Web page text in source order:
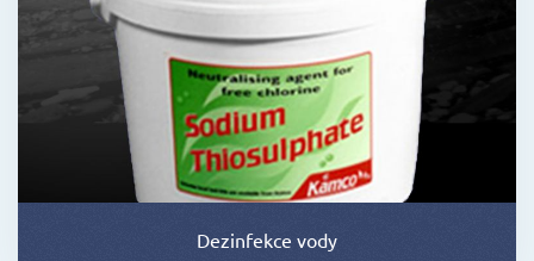
Dezinfekce vody